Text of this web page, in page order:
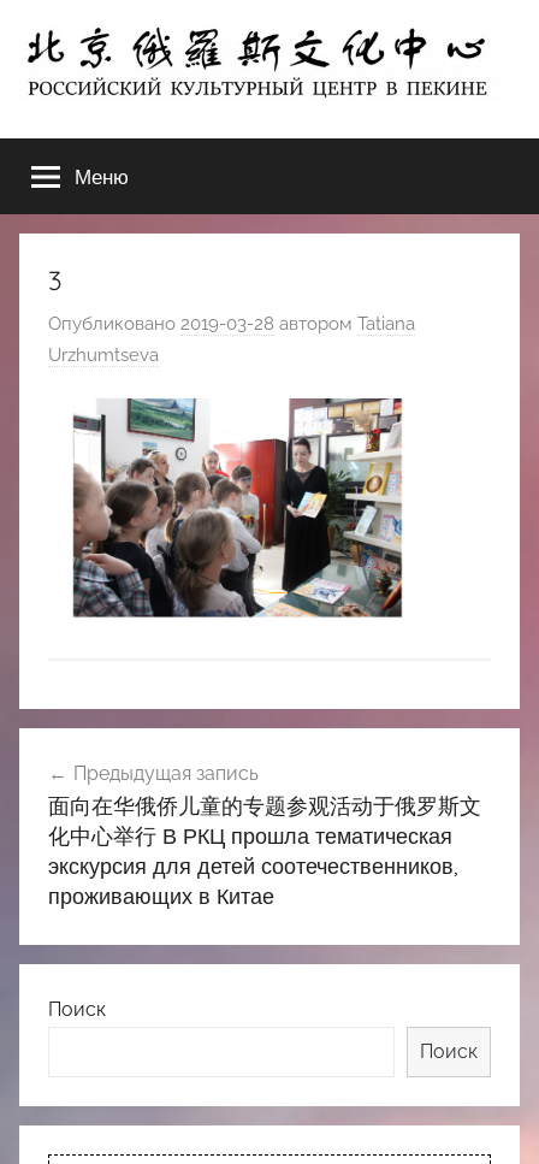
содержимому
北
京
俄
罗
斯
ЦЕНТР
В
ПЕКИНЕ
Меню
3
Опубликовано 2019-03-28 автором Tatiana
Urzhumtseva
по
записям
Предыдущая запись
面向在华俄侨儿童的专题参观活动于俄罗斯文
化中心举行 В РКЦ прошла тематическая
экскурсия для детей соотечественников,
проживающих в Китае
Поиск
Поиск